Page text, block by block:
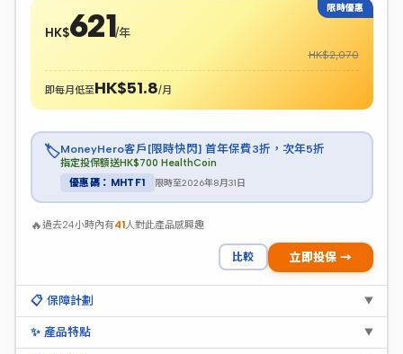
限時優惠
HK$621/年
HK$2,070
即每月低至HK$51.8/月
🏷️MoneyHero客戶[限時快閃] 首年保費3折，次年5折
指定投保額送HK$700 HealthCoin
優惠碼：MHTF1
限時至2026年8月31日
🔥過去24小時內有41人對此產品感興趣
比較 立即投保 →
📋 保障計劃 ▼
✨ 產品特點 ▼